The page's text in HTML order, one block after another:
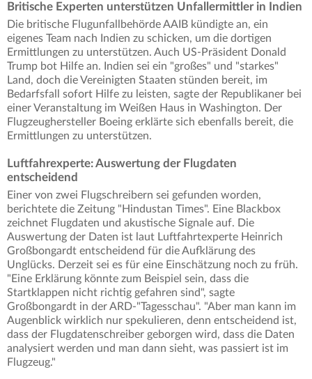
Britische Experten unterstützen Unfallermittler in Indien
Die britische Flugunfallbehörde AAIB kündigte an, ein
eigenes Team nach Indien zu schicken, um die dortigen
Ermittlungen zu unterstützen. Auch US-Präsident Donald
Trump bot Hilfe an. Indien sei ein "großes" und "starkes"
Land, doch die Vereinigten Staaten stünden bereit, im
Bedarfsfall sofort Hilfe zu leisten, sagte der Republikaner bei
einer Veranstaltung im Weißen Haus in Washington. Der
Flugzeughersteller Boeing erklärte sich ebenfalls bereit, die
Ermittlungen zu unterstützen.
Luftfahrexperte: Auswertung der Flugdaten
entscheidend
Einer von zwei Flugschreibern sei gefunden worden,
berichtete die Zeitung "Hindustan Times". Eine Blackbox
zeichnet Flugdaten und akustische Signale auf. Die
Auswertung der Daten ist laut Luftfahrtexperte Heinrich
Großbongardt entscheidend für die Aufklärung des
Unglücks. Derzeit sei es für eine Einschätzung noch zu früh.
"Eine Erklärung könnte zum Beispiel sein, dass die
Startklappen nicht richtig gefahren sind", sagte
Großbongardt in der ARD-"Tagesschau". "Aber man kann im
Augenblick wirklich nur spekulieren, denn entscheidend ist,
dass der Flugdatenschreiber geborgen wird, dass die Daten
analysiert werden und man dann sieht, was passiert ist im
Flugzeug."